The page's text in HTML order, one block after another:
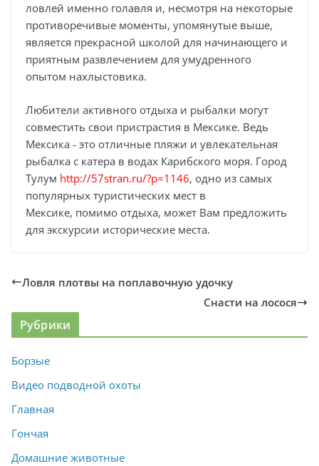
ловлей именно голавля и, несмотря на некоторые
противоречивые моменты, упомянутые выше,
является прекрасной школой для начинающего и
приятным развлечением для умудренного
опытом нахлыстовика.
Любители активного отдыха и рыбалки могут
совместить свои пристрастия в Мексике. Ведь
Мексика - это отличные пляжи и увлекательная
рыбалка с катера в водах Карибского моря. Город
Тулум http://57stran.ru/?p=1146, одно из самых
популярных туристических мест в
Мексике, помимо отдыха, может Вам предложить
для экскурсии исторические места.
Ловля плотвы на поплавочную удочку
Снасти на лосося
Рубрики
Борзые
Видео подводной охоты
Главная
Гончая
Домашние животные